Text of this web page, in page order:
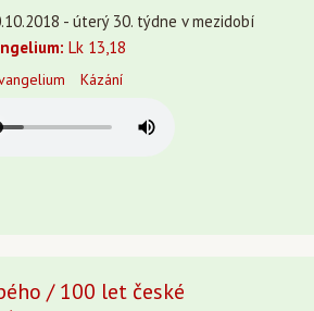
- úterý 30. týdne v mezidobí
Lk 13,18
Kázání
/ 100 let české